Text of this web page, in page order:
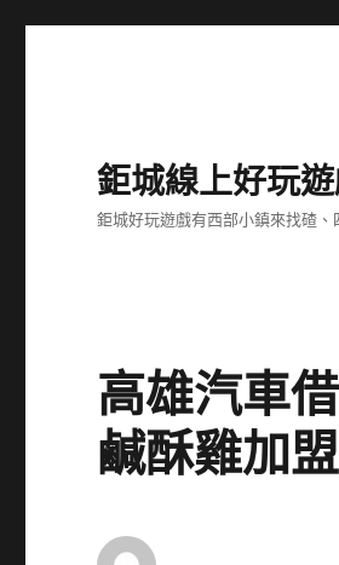
鉅城線上好玩
鉅城好玩遊戲有西部小鎮來找碴
高雄汽車
鹹酥雞加盟